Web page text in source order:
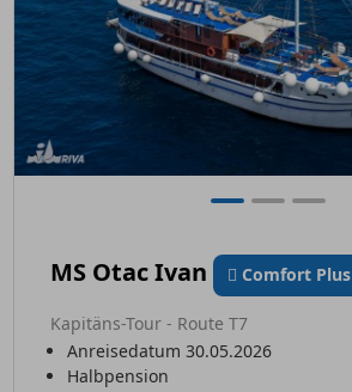
MS Otac Ivan Comfort Plus
Kapitäns-Tour - Route T7
Anreisedatum 30.05.2026
Halbpension